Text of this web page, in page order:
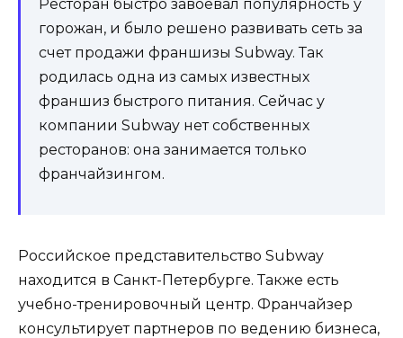
Ресторан быстро завоевал популярность у
горожан, и было решено развивать сеть за
счет продажи франшизы Subway. Так
родилась одна из самых известных
франшиз быстрого питания. Сейчас у
компании Subway нет собственных
ресторанов: она занимается только
франчайзингом.
Российское представительство Subway
находится в Санкт-Петербурге. Также есть
учебно-тренировочный центр. Франчайзер
консультирует партнеров по ведению бизнеса,